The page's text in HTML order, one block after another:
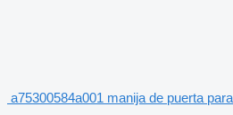
a75300584a001 manija de puerta para